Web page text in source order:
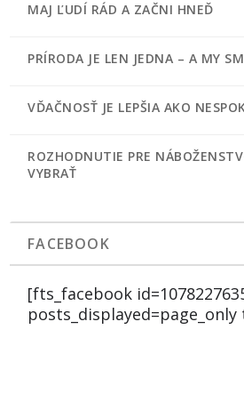
MAJ ĽUDÍ RÁD A ZAČNI HNEĎ
PRÍRODA JE LEN JEDNA – A MY
VĎAČNOSŤ JE LEPŠIA AKO
ROZHODNUTIE PRE
VYBRAŤ
FACEBOOK
[fts_facebook